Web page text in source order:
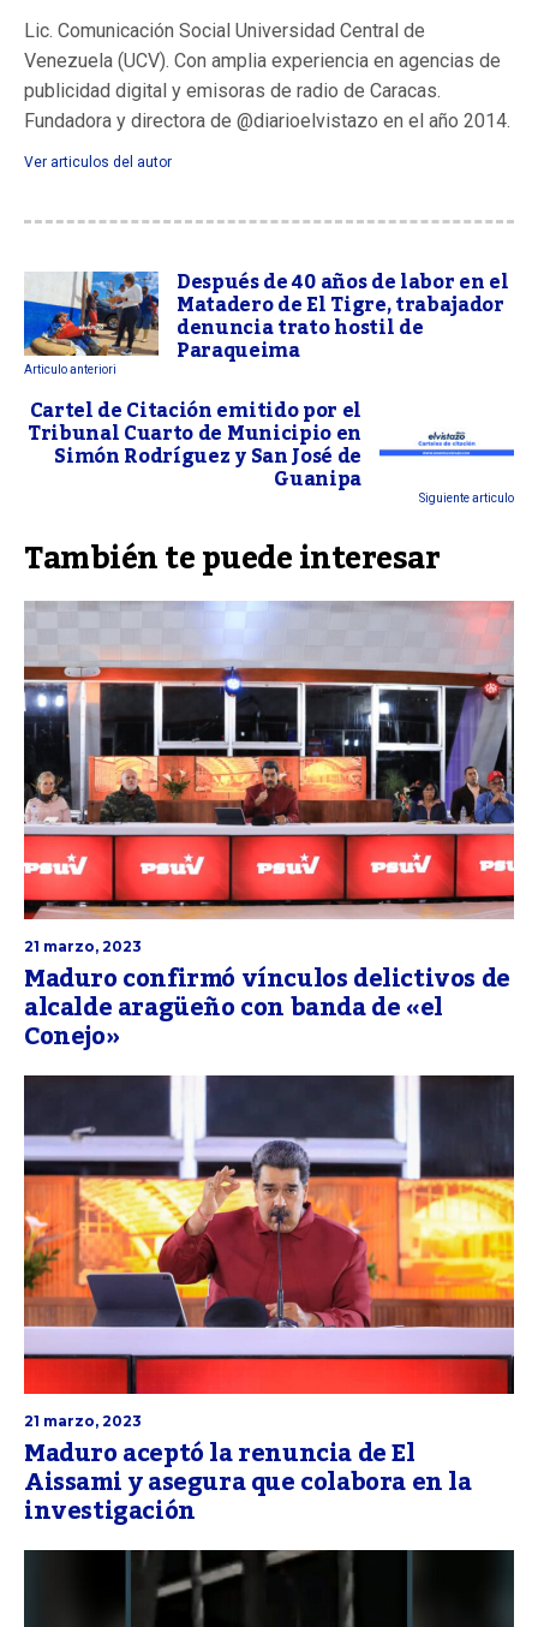
Lic. Comunicación Social Universidad Central de
Venezuela (UCV). Con amplia experiencia en agencias de
publicidad digital y emisoras de radio de Caracas.
Fundadora y directora de @diarioelvistazo en el año 2014.
Ver articulos del autor
Después de 40 años de labor en el
Matadero de El Tigre, trabajador
denuncia trato hostil de
Paraqueima
Articulo anteriori
Cartel de Citación emitido por el
Tribunal Cuarto de Municipio en
Simón Rodríguez y San José de
Guanipa Siguiente articulo
También te puede interesar
21 marzo, 2023
Maduro confirmó vínculos delictivos de
alcalde aragüeño con banda de «el
Conejo»
21 marzo, 2023
Maduro aceptó la renuncia de El
Aissami y asegura que colabora en la
investigación